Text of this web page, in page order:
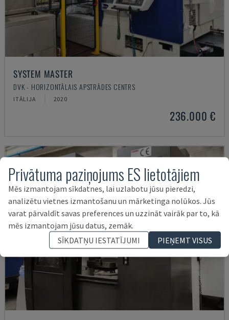
SYSTEM MASTER
DVK - HORIZONTĀLAIS APSTRĀDES CENTRS
ITĀLIJA 2020
236.000 €
Privātuma paziņojums ES lietotājiem
Mēs izmantojam sīkdatnes, lai uzlabotu jūsu pieredzi,
analizētu vietnes izmantošanu un mārketinga nolūkos. Jūs
varat pārvaldīt savas preferences un uzzināt vairāk par to, kā
mēs izmantojam jūsu datus, zemāk.
SĪKDATŅU IESTATĪJUMI
PIEŅEMT VISUS